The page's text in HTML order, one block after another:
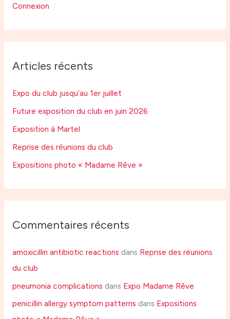
Connexion
Articles récents
Expo du club jusqu’au 1er juillet
Future exposition du club en juin 2026
Exposition à Martel
Reprise des réunions du club
Expositions photo « Madame Rêve »
Commentaires récents
amoxicillin antibiotic reactions dans Reprise des réunions
du club
pneumonia complications dans Expo Madame Rêve
penicillin allergy symptom patterns dans Expositions